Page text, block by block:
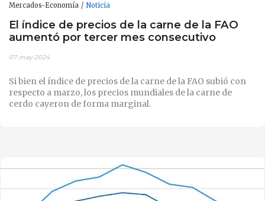
Mercados-Economía Noticia
El índice de precios de la carne de la FAO
aumentó por tercer mes consecutivo
07-may-2024
Si bien el índice de precios de la carne de la FAO subió con
respecto a marzo, los precios mundiales de la carne de
cerdo cayeron de forma marginal.